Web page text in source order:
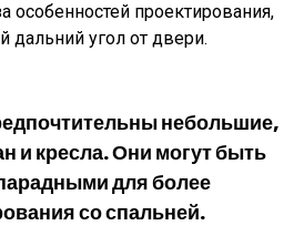
особенностей проектирования,
дальний угол от двери.
небольшие,
и кресла. Они могут быть
для более
со спальней.